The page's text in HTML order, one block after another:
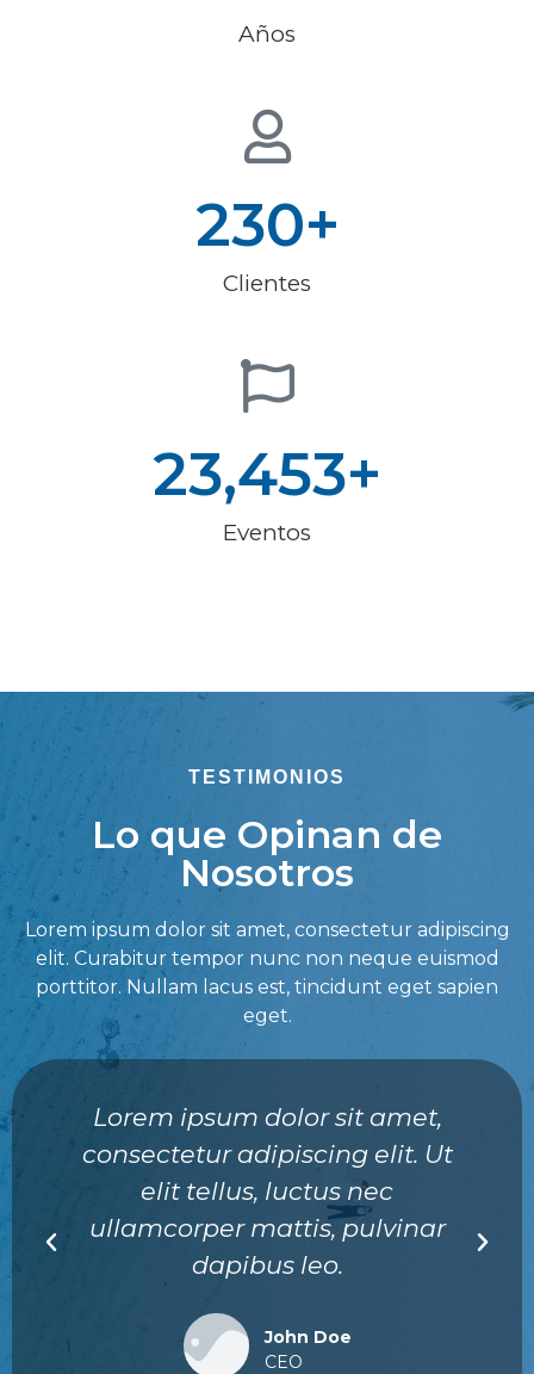
Años
230+
Clientes
23,453+
Eventos
TESTIMONIOS
Lo que Opinan de
Nosotros
Lorem ipsum dolor sit amet, consectetur adipiscing
elit. Curabitur tempor nunc non neque euismod
porttitor. Nullam lacus est, tincidunt eget sapien
eget.
Lorem ipsum dolor sit amet,
consectetur adipiscing elit. Ut
elit tellus, luctus nec
ullamcorper mattis, pulvinar
dapibus leo.
John Doe
CEO